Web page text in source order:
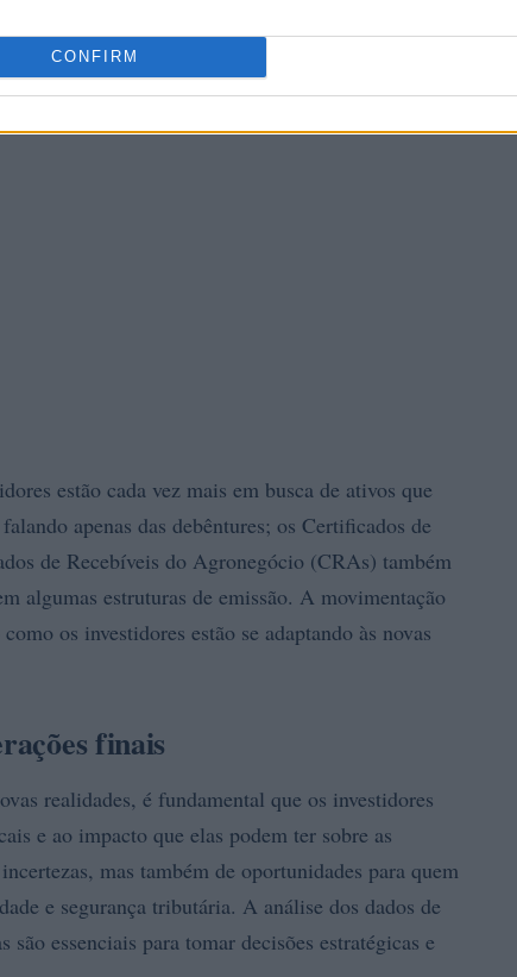
CONFIRM
estão cada vez mais em busca de ativos que
apenas das debêntures; os Certificados de
de Recebíveis do Agronegócio (CRAs) também
algumas estruturas de emissão. A movimentação
os investidores estão se adaptando às novas
finais
realidades, é fundamental que os investidores
e ao impacto que elas podem ter sobre as
mas também de oportunidades para quem
e segurança tributária. A análise dos dados de
essenciais para tomar decisões estratégicas e